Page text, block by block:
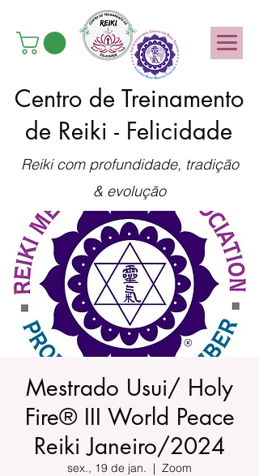
Centro de Treinamento
de Reiki - Felicidade
Reiki com profundidade, tradição
& evolução
Mestrado Usui/ Holy
Fire® III World Peace
Reiki Janeiro/2024
sex., 19 de jan.
  |
Zoom